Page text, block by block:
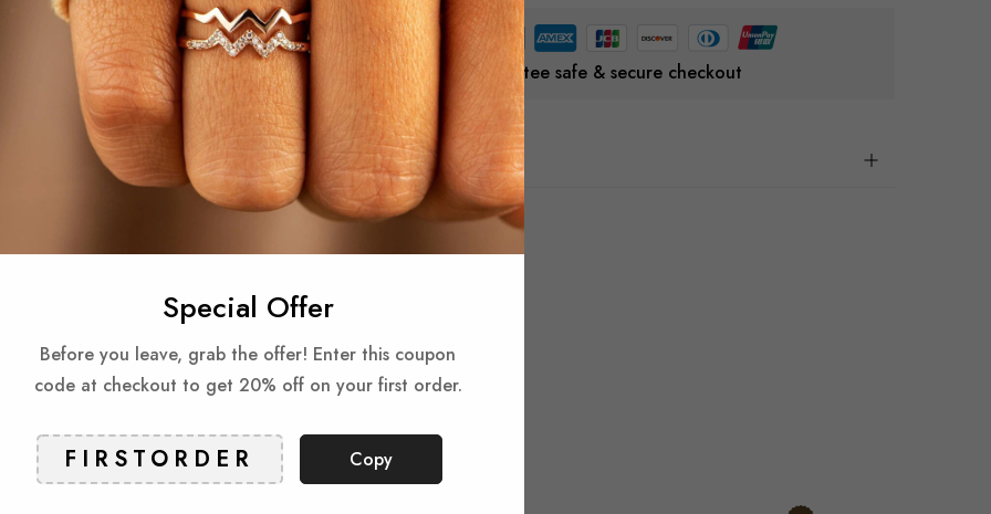
Special Offer
Before you leave, grab the offer! Enter this coupon
code at checkout to get 20% off on your first order.
Copy
Guarantee safe & secure checkout
Reviews
Produkty powiązane
Check items to add to the cart or